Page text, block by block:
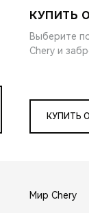
КУПИТЬ
Выберите
Chery и
КУПИТЬ
Мир Chery